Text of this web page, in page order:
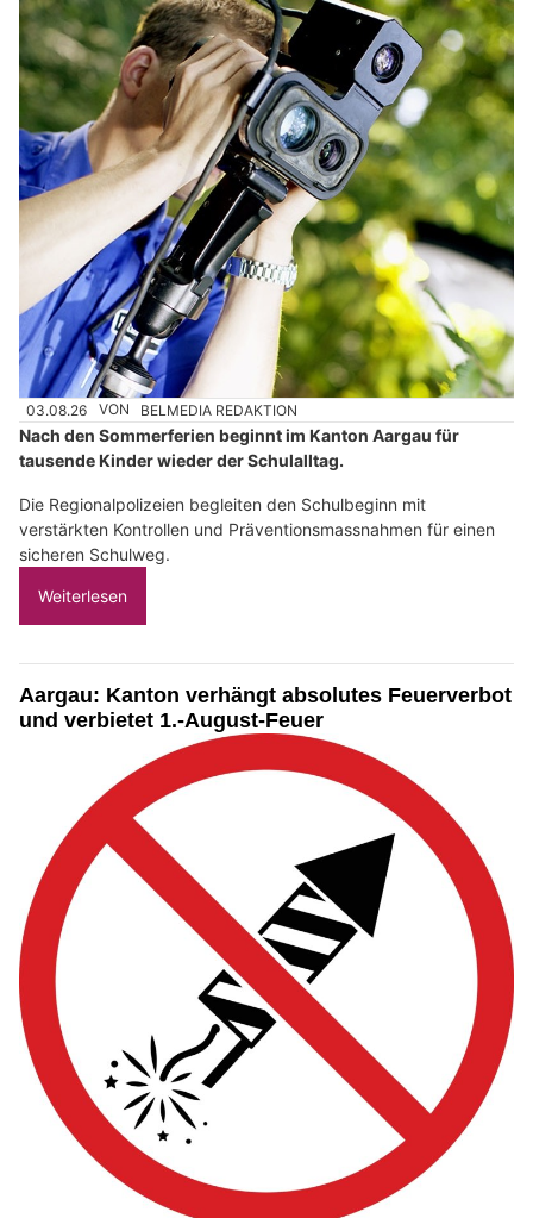
03.08.26 VON BELMEDIA REDAKTION
Nach den Sommerferien beginnt im Kanton Aargau für
tausende Kinder wieder der Schulalltag.
Die Regionalpolizeien begleiten den Schulbeginn mit
verstärkten Kontrollen und Präventionsmassnahmen für einen
sicheren Schulweg.
Weiterlesen
Aargau: Kanton verhängt absolutes Feuerverbot
und verbietet 1.-August-Feuer